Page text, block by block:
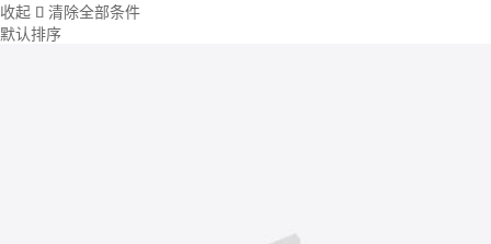
收起  清除全部条件
默认排序